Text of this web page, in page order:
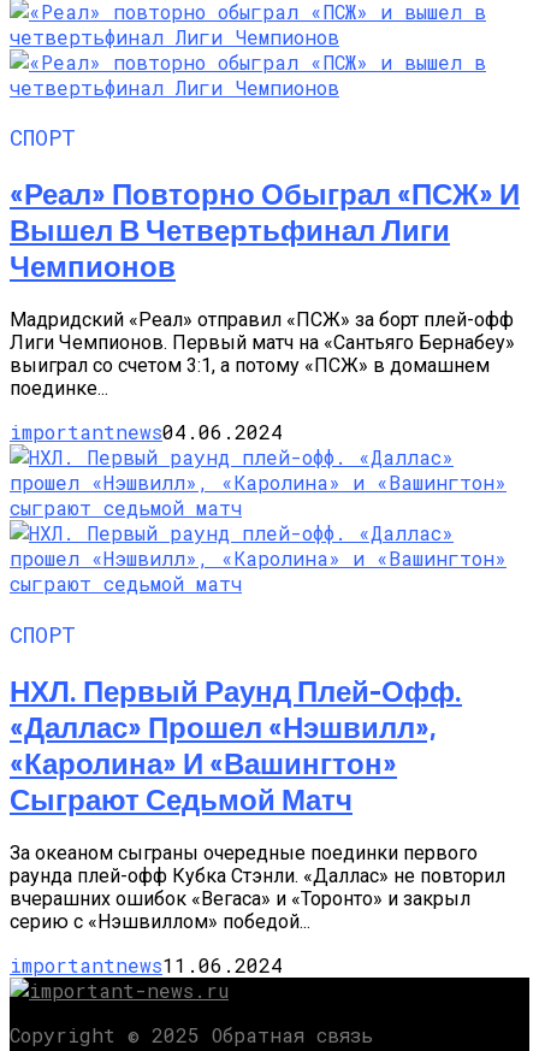
СПОРТ
«Реал» Повторно Обыграл «ПСЖ» И
Вышел В Четвертьфинал Лиги
Чемпионов
Мадридский «Реал» отправил «ПСЖ» за борт плей-офф
Лиги Чемпионов. Первый матч на «Сантьяго Бернабеу»
выиграл со счетом 3:1, а потому «ПСЖ» в домашнем
поединке...
importantnews04.06.2024
СПОРТ
НХЛ. Первый Раунд Плей-Офф.
«Даллас» Прошел «Нэшвилл»,
«Каролина» И «Вашингтон»
Сыграют Седьмой Матч
За океаном сыграны очередные поединки первого
раунда плей-офф Кубка Стэнли. «Даллас» не повторил
вчерашних ошибок «Вегаса» и «Торонто» и закрыл
серию с «Нэшвиллом» победой...
importantnews11.06.2024
Copyright © 2025 Обратная связь